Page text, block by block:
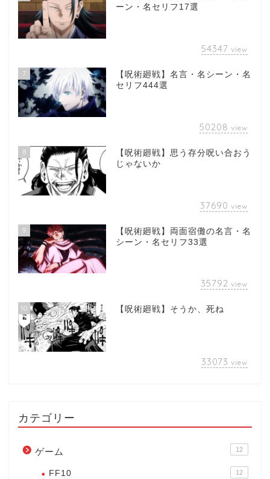
ーン・名セリフ17選
54347 view
7
【呪術廻戦】名言・名シーン・名
セリフ444選
50208 view
8
【呪術廻戦】思う存分呪い合おう
じゃないか
37690 view
9
【呪術廻戦】両面宿儺の名言・名
シーン・名セリフ33選
35792 view
10 【呪術廻戦】そうか、死ね
33073 view
カテゴリー
ゲーム 12
FF10 12